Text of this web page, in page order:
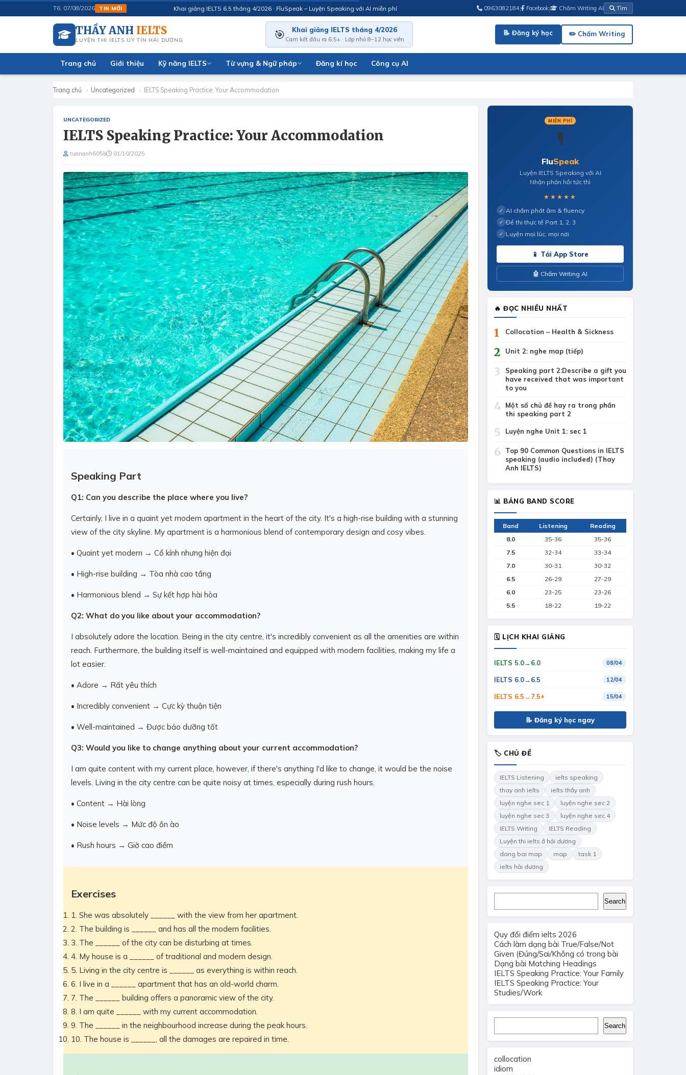
T6, 07/08/2026 TIN MỚI Khai giảng IELTS 6.5 tháng 4/2026 · FluSpeak – Luyện Speaking với AI miễn phí 0963082184| Facebook| Chấm Writing AI Tìm
THẦY ANH IELTS
LUYỆN THI IELTS UY TÍN HẢI DƯƠNG 🎯 Khai giảng IELTS tháng 4/2026
Cam kết đầu ra 6.5+ · Lớp nhỏ 8–12 học viên
📝 Đăng ký học ✏️ Chấm Writing
Trang chủ Giới thiệu Kỹ năng IELTS Từ vựng & Ngữ pháp Đăng kí học Công cụ AI
Trang chủ › Uncategorized › IELTS Speaking Practice: Your Accommodation
UNCATEGORIZED
IELTS Speaking Practice: Your Accommodation
tuananh605b 01/10/2025
Speaking Part
Q1: Can you describe the place where you live?
Certainly, I live in a quaint yet modern apartment in the heart of the city. It's a high-rise building with a stunning
view of the city skyline. My apartment is a harmonious blend of contemporary design and cosy vibes.
• Quaint yet modern → Cổ kính nhưng hiện đại
• High-rise building → Tòa nhà cao tầng
• Harmonious blend → Sự kết hợp hài hòa
Q2: What do you like about your accommodation?
I absolutely adore the location. Being in the city centre, it's incredibly convenient as all the amenities are within
reach. Furthermore, the building itself is well-maintained and equipped with modern facilities, making my life a
lot easier.
• Adore → Rất yêu thích
• Incredibly convenient → Cực kỳ thuận tiện
• Well-maintained → Được bảo dưỡng tốt
Q3: Would you like to change anything about your current accommodation?
I am quite content with my current place, however, if there's anything I'd like to change, it would be the noise
levels. Living in the city centre can be quite noisy at times, especially during rush hours.
• Content → Hài lòng
• Noise levels → Mức độ ồn ào
• Rush hours → Giờ cao điểm
Exercises
1. She was absolutely ______ with the view from her apartment.
2. The building is ______ and has all the modern facilities.
3. The ______ of the city can be disturbing at times.
4. My house is a ______ of traditional and modern design.
5. Living in the city centre is ______ as everything is within reach.
6. I live in a ______ apartment that has an old-world charm.
7. The ______ building offers a panoramic view of the city.
8. I am quite ______ with my current accommodation.
9. The ______ in the neighbourhood increase during the peak hours.
10. The house is ______, all the damages are repaired in time.
MIỄN PHÍ
🎙️
FluSpeak
Luyện IELTS Speaking với AI
Nhận phản hồi tức thì
★★★★★
✓ AI chấm phát âm & fluency
✓ Đề thi thực tế Part 1, 2, 3
✓ Luyện mọi lúc, mọi nơi
📱 Tải App Store
🤖 Chấm Writing AI
🔥 ĐỌC NHIỀU NHẤT
1 Collocation – Health & Sickness
2 Unit 2: nghe map (tiếp)
3
Speaking part 2:Describe a gift you
have received that was important
to you
4
Một số chủ đề hay ra trong phần
thi speaking part 2
5 Luyện nghe Unit 1: sec 1
6
Top 90 Common Questions in IELTS
speaking (audio included) (Thay
Anh IELTS)
📊 BẢNG BAND SCORE
Band Listening
Reading
8.0
35-36
35-36
7.5
32-34
33-34
7.0
30-31
30-32
6.5
26-29
27-29
6.0
23-25
23-26
5.5
18-22 19-22
🗓 LỊCH KHAI GIẢNG
IELTS 5.0→6.0 08/04
IELTS 6.0→6.5 12/04
IELTS 6.5→7.5+ 15/04
📝 Đăng ký học ngay
🏷 CHỦ ĐỀ
IELTS Listening
ielts speaking
thay anh ielts
ielts thầy anh
luyện nghe sec 1
luyện nghe sec 2
luyện nghe sec 3
luyện nghe sec 4
IELTS Writing
IELTS Reading
Luyện thi ielts ở hải dương
dang bai map
map
task 1
ielts hải dương
Search
Quy đổi điểm ielts 2026
Cách làm dạng bài True/False/Not
Given (Đúng/Sai/Không có trong bài
Dạng bài Matching Headings
IELTS Speaking Practice: Your Family
IELTS Speaking Practice: Your
Studies/Work
Search
collocation
idiom